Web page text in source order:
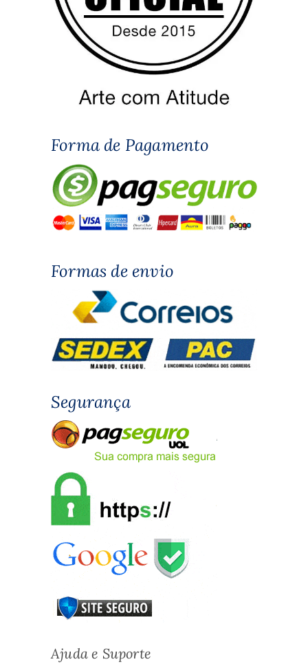
Forma de Pagamento
Formas de envio
Segurança
Ajuda e Suporte